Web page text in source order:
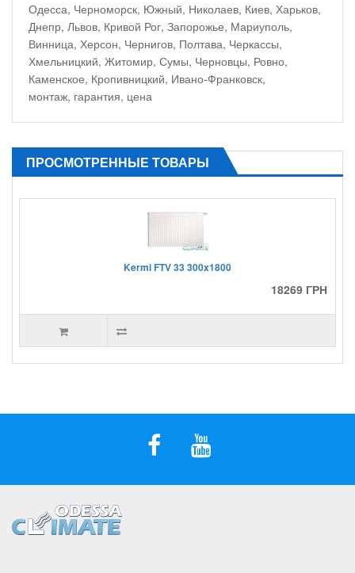
Одесса, Черноморск, Южный, Николаев, Киев, Харьков,
Днепр, Львов, Кривой Рог, Запорожье, Мариуполь,
Винница, Херсон, Чернигов, Полтава, Черкассы,
Хмельницкий, Житомир, Сумы, Черновцы, Ровно,
Каменское, Кропивницкий, Ивано-Франковск,
монтаж, гарантия, цена
ПРОСМОТРЕННЫЕ ТОВАРЫ
Kermi FTV 33 300x1800
18269 ГРН